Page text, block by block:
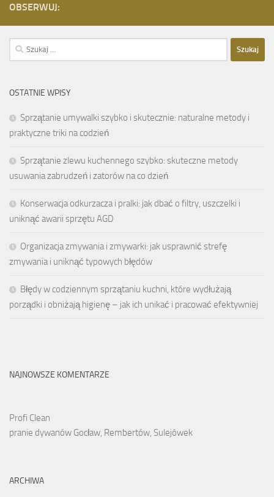
OBSERWUJ:
Szukaj:
OSTATNIE WPISY
Sprzątanie umywalki szybko i skutecznie: naturalne metody i
praktyczne triki na codzień
Sprzątanie zlewu kuchennego szybko: skuteczne metody
usuwania zabrudzeń i zatorów na co dzień
Konserwacja odkurzacza i pralki: jak dbać o filtry, uszczelki i
uniknąć awarii sprzętu AGD
Organizacja zmywania i zmywarki: jak usprawnić strefę
zmywania i uniknąć typowych błędów
Błędy w codziennym sprzątaniu kuchni, które wydłużają
porządki i obniżają higienę – jak ich unikać i pracować efektywniej
NAJNOWSZE KOMENTARZE
Profi Clean
pranie dywanów Gocław, Rembertów, Sulejówek
ARCHIWA